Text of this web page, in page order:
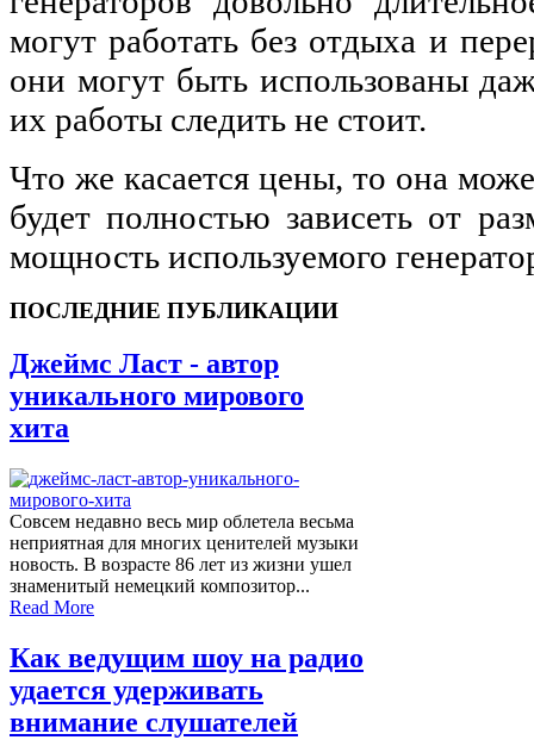
могут работать без отдыха и
они могут быть использованы
их работы следить не стоит.
Что же касается цены, то она
будет полностью зависеть от
мощность используемого
ПОСЛЕДНИЕ ПУБЛИКАЦИИ
Джеймс Ласт - автор
уникального мирового
хита
Совсем недавно весь мир облетела весьма
неприятная для многих ценителей музыки
новость. В возрасте 86 лет из жизни ушел
знаменитый немецкий композитор...
Read More
Как ведущим шоу на радио
удается удерживать
внимание слушателей